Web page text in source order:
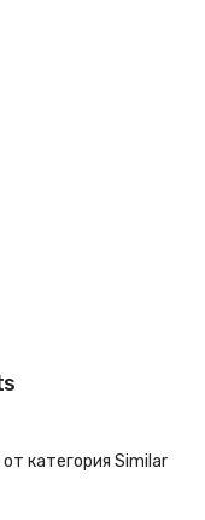
категория Similar